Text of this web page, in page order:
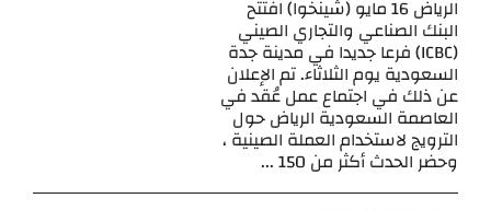
الرياض 16 مايو (شينخوا) افتتح
البنك الصناعي والتجاري الصيني
(ICBC) فرعا جديدا في مدينة جدة
السعودية يوم الثلاثاء. تم الإعلان
عن ذلك في اجتماع عمل عُقد في
العاصمة السعودية الرياض حول
الترويج لاستخدام العملة الصينية ،
وحضر الحدث أكثر من 150 ...